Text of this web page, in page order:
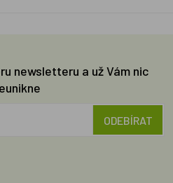
newsletteru a už Vám nic
ODEBÍRAT